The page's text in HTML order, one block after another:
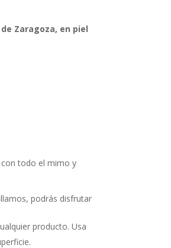
Zaragoza, en piel
con todo el mimo y
podrás disfrutar
producto. Usa